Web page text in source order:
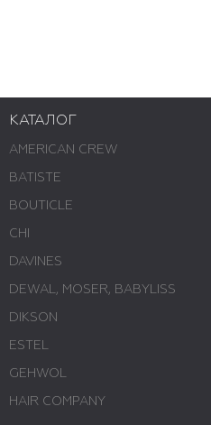
КАТАЛОГ
AMERICAN CREW
BATISTE
BOUTICLE
CHI
DAVINES
DEWAL, MOSER, BABYLISS
DIKSON
ESTEL
GEHWOL
HAIR COMPANY